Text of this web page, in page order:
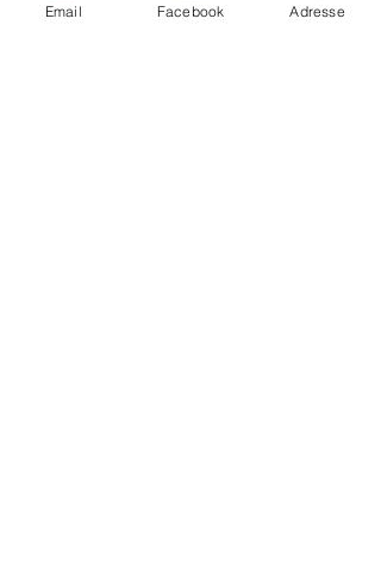
Email Facebook Adresse